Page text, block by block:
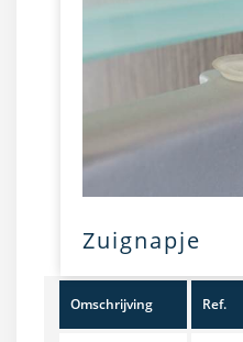
Zuignapje
Omschrijving Ref.